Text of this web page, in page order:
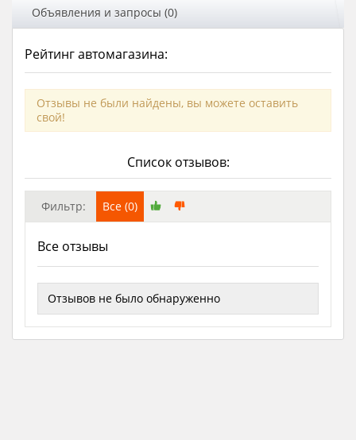
Объявления и запросы (0)
Рейтинг автомагазина:
Отзывы не были найдены, вы можете оставить
свой!
Список отзывов:
Фильтр: Все (0)
Все отзывы
Отзывов не было обнаруженно